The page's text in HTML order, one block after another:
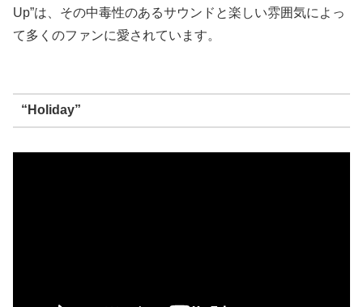
Up”は、その中毒性のあるサウンドと楽しい雰囲気によっ
て多くのファンに愛されています。
“Holiday”